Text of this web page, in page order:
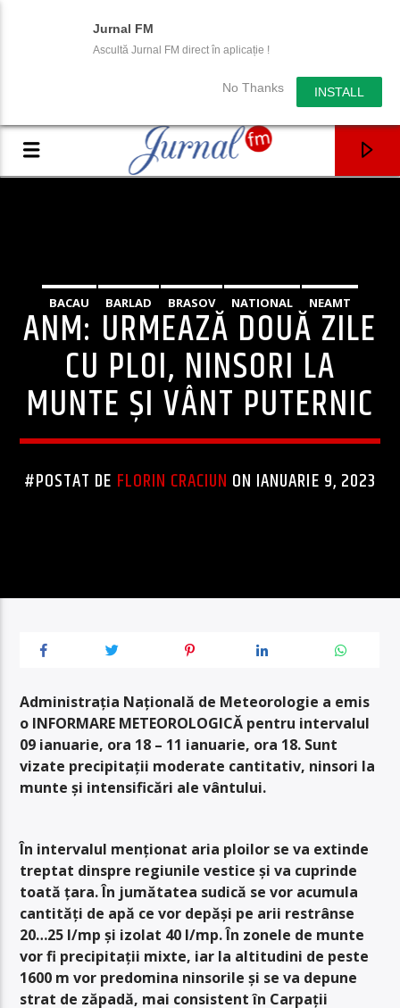
Jurnal FM
Ascultă Jurnal FM direct în aplicație !
No Thanks INSTALL
BACAU BARLAD BRASOV NATIONAL
NEAMT
SIBIU
SUCEAVA
ANM: URMEAZĂ DOUĂ ZILE
CU PLOI, NINSORI LA
MUNTE ȘI VÂNT PUTERNIC
#POSTAT DE FLORIN CRACIUN ON IANUARIE 9, 2023
Administrația Națională de Meteorologie a emis
o INFORMARE METEOROLOGICĂ pentru intervalul
09 ianuarie, ora 18 – 11 ianuarie, ora 18. Sunt
vizate precipitații moderate cantitativ, ninsori la
munte și intensificări ale vântului.
În intervalul menționat aria ploilor se va extinde
treptat dinspre regiunile vestice și va cuprinde
toată țara. În jumătatea sudică se vor acumula
cantități de apă ce vor depăși pe arii restrânse
20…25 l/mp și izolat 40 l/mp. În zonele de munte
vor fi precipitații mixte, iar la altitudini de peste
1600 m vor predomina ninsorile și se va depune
strat de zăpadă, mai consistent în Carpații